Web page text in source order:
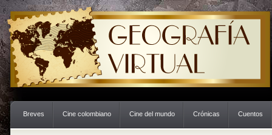
Breves Cine colombiano Cine del mundo Crónicas Cuentos